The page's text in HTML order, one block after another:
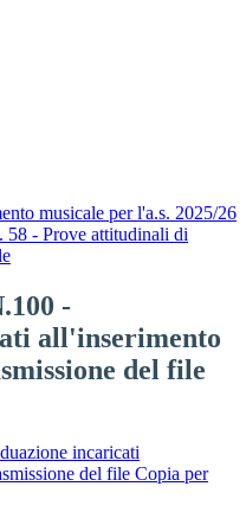
musicale per l'a.s. 2025/26
58 - Prove attitudinali di
-
all'inserimento
del file
incaricati
del file Copia per